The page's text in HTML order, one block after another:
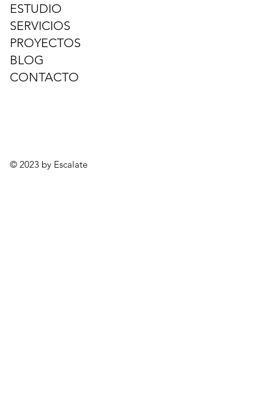
© 2023 by Escalate
ESTUDIO
SERVICIOS
PROYECTOS
BLOG
CONTACTO